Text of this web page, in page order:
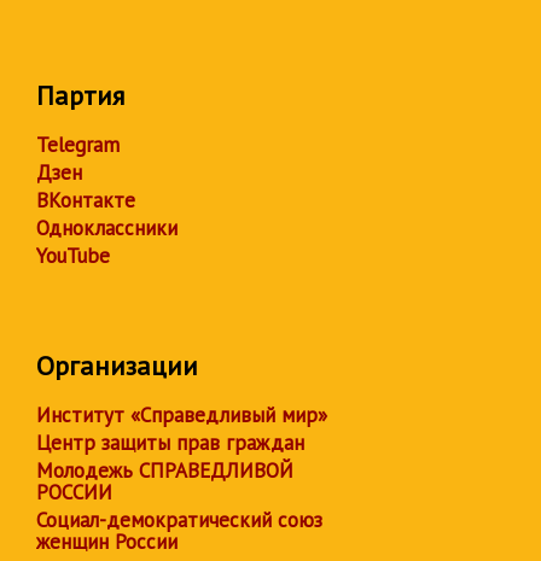
Партия
Telegram
Дзен
ВКонтакте
Одноклассники
YouTube
Организации
Институт «Справедливый мир»
Центр защиты прав граждан
Молодежь СПРАВЕДЛИВОЙ
РОССИИ
Социал-демократический союз
женщин России